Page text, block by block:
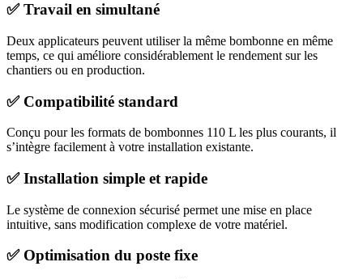
✅ Travail en simultané
Deux applicateurs peuvent utiliser la même bombonne en même
temps, ce qui améliore considérablement le rendement sur les
chantiers ou en production.
✅ Compatibilité standard
Conçu pour les formats de bombonnes 110 L les plus courants, il
s’intègre facilement à votre installation existante.
✅ Installation simple et rapide
Le système de connexion sécurisé permet une mise en place
intuitive, sans modification complexe de votre matériel.
✅ Optimisation du poste fixe